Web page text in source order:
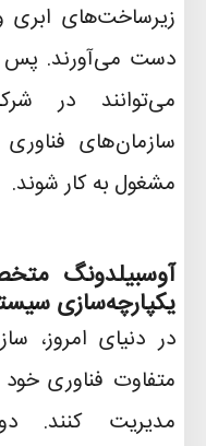
زیرساخت‌های ابری
دست می‌آورند. پس
می‌توانند در
سازمان‌های
مشغول به کار شوند.
آوسبیلدونگ
یکپارچه‌سازی
در دنیای امروز،
متفاوت فناوری
مدیریت کنند.